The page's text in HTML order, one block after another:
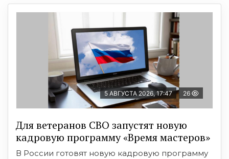
5 АВГУСТА 2026, 17:47 26
Для ветеранов СВО запустят новую
кадровую программу «Время мастеров»
В России готовят новую кадровую программу